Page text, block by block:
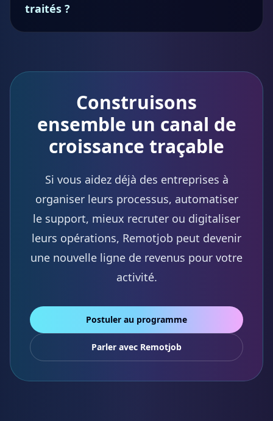
traités ?
Construisons
ensemble un canal de
croissance traçable
Si vous aidez déjà des entreprises à
organiser leurs processus, automatiser
le support, mieux recruter ou digitaliser
leurs opérations, Remotjob peut devenir
une nouvelle ligne de revenus pour votre
activité.
Postuler au programme
Parler avec Remotjob